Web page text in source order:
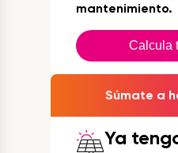
mantenimiento.
Calcula
Súmate a
Ya